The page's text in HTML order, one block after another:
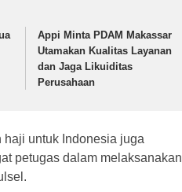
Appi Minta PDAM Makassar
Utamakan Kualitas Layanan
dan Jaga Likuiditas
Perusahaan
haji untuk Indonesia juga
petugas dalam melaksanakan